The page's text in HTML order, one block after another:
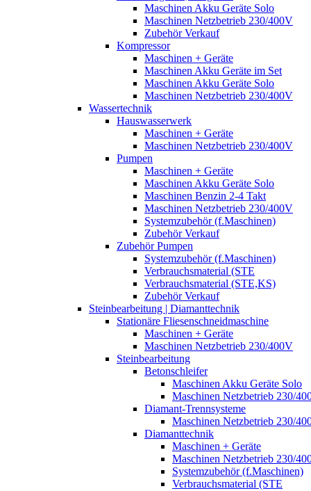
Maschinen Akku Geräte Solo
Maschinen Netzbetrieb 230/400V
Zubehör Verkauf
Kompressor
Maschinen + Geräte
Maschinen Akku Geräte im Set
Maschinen Akku Geräte Solo
Maschinen Netzbetrieb 230/400V
Wassertechnik
Hauswasserwerk
Maschinen + Geräte
Maschinen Netzbetrieb 230/400V
Pumpen
Maschinen + Geräte
Maschinen Akku Geräte Solo
Maschinen Benzin 2-4 Takt
Maschinen Netzbetrieb 230/400V
Systemzubehör (f.Maschinen)
Zubehör Verkauf
Zubehör Pumpen
Systemzubehör (f.Maschinen)
Verbrauchsmaterial (STE
Verbrauchsmaterial (STE,KS)
Zubehör Verkauf
Steinbearbeitung | Diamanttechnik
Stationäre Fliesenschneidmaschine
Maschinen + Geräte
Maschinen Netzbetrieb 230/400V
Steinbearbeitung
Betonschleifer
Maschinen Akku Geräte Solo
Maschinen Netzbetrieb 230/
Diamant-Trennsysteme
Maschinen Netzbetrieb 230/
Diamanttechnik
Maschinen + Geräte
Maschinen Netzbetrieb 230/
Systemzubehör (f.Maschinen)
Verbrauchsmaterial (STE